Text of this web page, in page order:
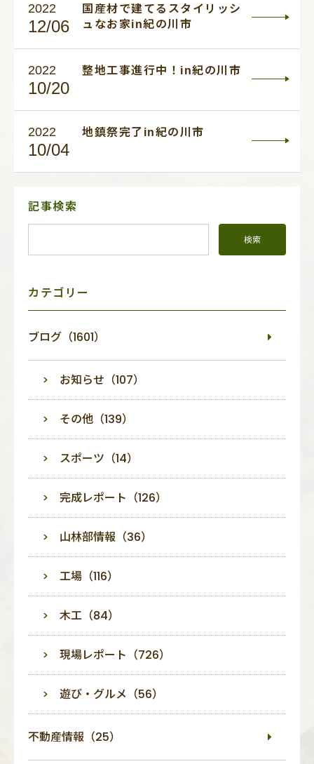
2022
12/06
国産材で建てるスタイリッシ
ュなお家in紀の川市
2022
10/20
整地工事進行中！in紀の川市
2022
10/04
地鎮祭完了in紀の川市
サ
ニ
記事検索
カテゴリー
ブログ（1601）
お知らせ（107）
その他（139）
スポーツ（14）
完成レポート（126）
山林部情報（36）
工場（116）
木工（84）
現場レポート（726）
遊び・グルメ（56）
不動産情報（25）